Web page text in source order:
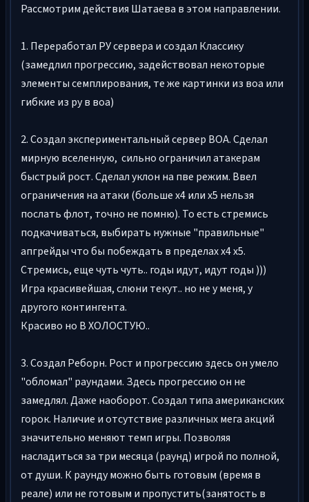
Рассмотрим действия Шатаева в этом направлении.
1. Переработал РУ сервера и создал Классику
(замедлил прогрессию, задействовал некоторые
элементы семплирования, те же картинки из воа или
гибкие из ру в воа)
2. Создал экспериментальный сервер ВОА. Сделал
мирную вселенную, сильно ограничил атакерам
быстрый рост. Сделал уклон на пве режим. Ввел
ограничения на атаки (больше х4 или х5 нельзя
послать флот, точно не помню). То есть стремись
подкачиваться, выбирать нужные "правильные"
апгрейды что бы побеждать в пределах х4 х5.
Стремись, еще чуть чуть.. годы идут, идут годы )))
Игра красивейшая, слюни текут.. но не у меня, у
другого контингента.
Красиво но В ХОЛОСТУЮ..
3. Создал Реборн. Рост и прогрессию здесь он умело
"обломал" раундами. Здесь прогрессию он не
замедлял. Даже наоборот. Создал типа американских
горок. Наличие и отсутствие различных мега акций
значительно меняют темп игры. Позволяя
насладиться за три месяца (раунд) игрой по полной,
от души. К раунду можно быть готовым (время в
реале) или не готовым и пропустить(занятость в